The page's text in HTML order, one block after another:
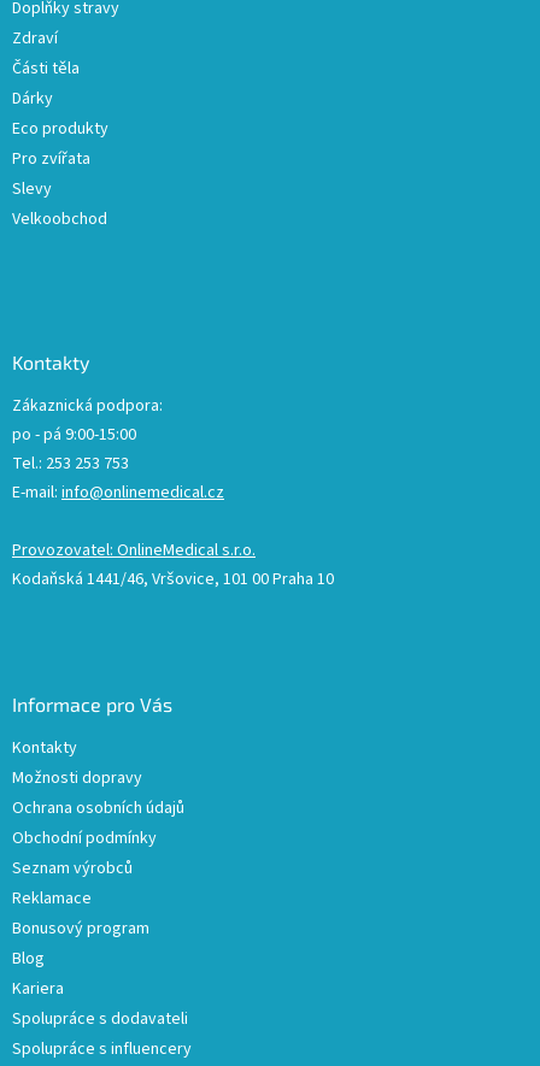
Doplňky stravy
Zdraví
Části těla
Dárky
Eco produkty
Pro zvířata
Slevy
Velkoobchod
Kontakty
Zákaznická podpora:
po - pá 9:00-15:00
Tel.: 253 253 753
E-mail: info@onlinemedical.cz
Provozovatel: OnlineMedical s.r.o.
Kodaňská 1441/46, Vršovice, 101 00 Praha 10
Informace pro Vás
Kontakty
Možnosti dopravy
Ochrana osobních údajů
Obchodní podmínky
Seznam výrobců
Reklamace
Bonusový program
Blog
Kariera
Spolupráce s dodavateli
Spolupráce s influencery